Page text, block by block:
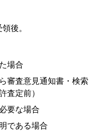
後。
場合
審査意見通知書・検索
査定前）
要な場合
である場合